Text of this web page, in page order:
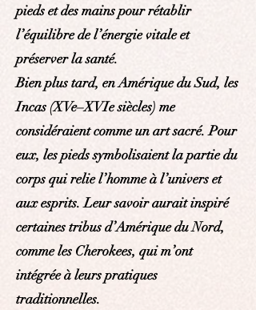
pieds et des mains pour rétablir
l’équilibre de l’énergie vitale et
préserver la santé.
Bien plus tard, en Amérique du Sud, les
Incas (XVe–XVIe siècles) me
considéraient comme un art sacré. Pour
eux, les pieds symbolisaient la partie du
corps qui relie l’homme à l’univers et
aux esprits. Leur savoir aurait inspiré
certaines tribus d’Amérique du Nord,
comme les Cherokees, qui m’ont
intégrée à leurs pratiques
traditionnelles.